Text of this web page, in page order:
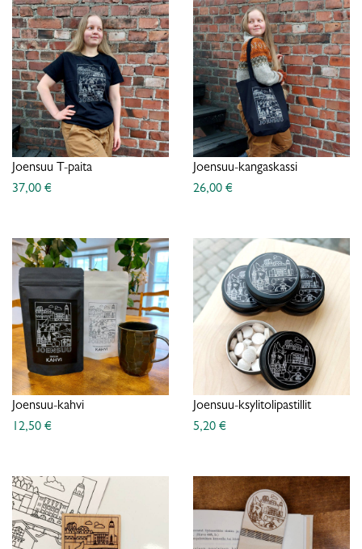
Joensuu T-paita
37,00 €
Joensuu-kangaskassi
26,00 €
Joensuu-kahvi
12,50 €
Joensuu-ksylitolipastillit
5,20 €